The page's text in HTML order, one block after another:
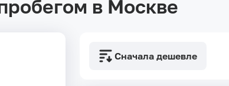
в Москве
Сначала дешевле